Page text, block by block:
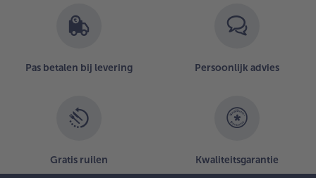
Pas betalen bij levering Persoonlijk advies
Gratis ruilen Kwaliteitsgarantie